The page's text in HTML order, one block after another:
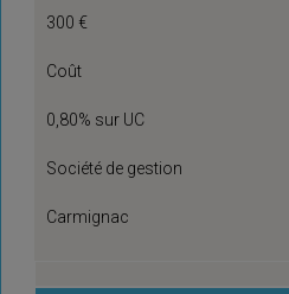
300 €
Coût
0,80% sur UC
Société de gestion
Carmignac